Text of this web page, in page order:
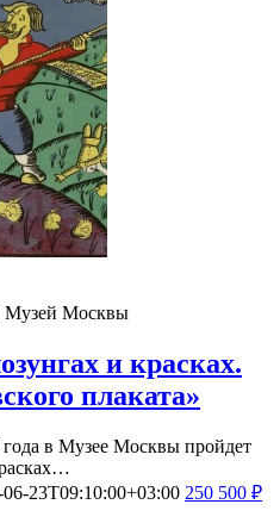
Музей Москвы
и красках.
плаката»
в Музее Москвы пройдет
06-23T09:10:00+03:00 250 500 ₽